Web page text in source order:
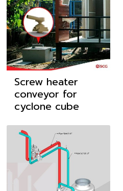
Screw heater
conveyor for
cyclone cube